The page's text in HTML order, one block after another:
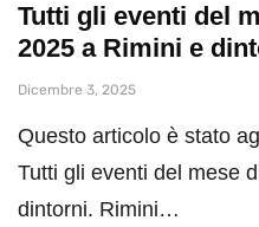
Tutti gli eventi del
2025 a Rimini e
Dicembre 3, 2025
Questo articolo è stato
Tutti gli eventi del mese
dintorni. Rimini…